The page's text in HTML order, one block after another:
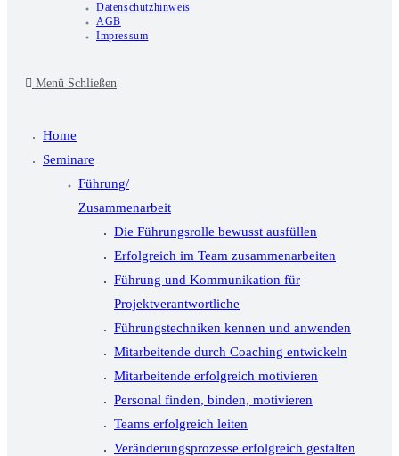
Datenschutzhinweis
AGB
Impressum
Menü Schließen
Home
Seminare
Führung/
Zusammenarbeit
Die Führungsrolle bewusst ausfüllen
Erfolgreich im Team zusammenarbeiten
Führung und Kommunikation für
Projektverantwortliche
Führungstechniken kennen und anwenden
Mitarbeitende durch Coaching entwickeln
Mitarbeitende erfolgreich motivieren
Personal finden, binden, motivieren
Teams erfolgreich leiten
Veränderungsprozesse erfolgreich gestalten